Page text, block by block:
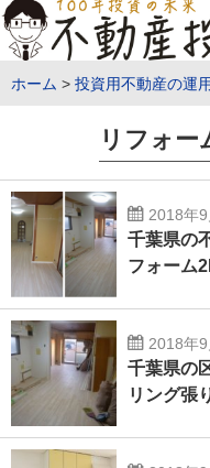
ホーム 投資用不動産の運用
リフォー
2018年9
千葉県の
フォーム
2018年9
千葉県の
リング張